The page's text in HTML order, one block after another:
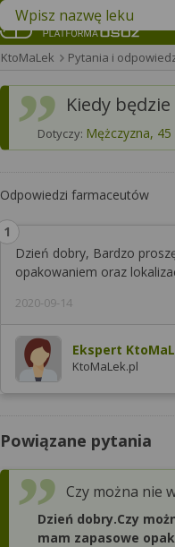
Znajdź lek w swojej okolicy
KtoMaLek Pytania i
Kiedy
Dotyczy: Mężczyzna,
Odpowiedzi farmaceutów
Dzień dobry, Bardzo
opakowaniem oraz
2020-09-14
Ekspert
KtoMaLek.pl
Powiązane pytania
Czy można nie
Dzień dobry.Czy
mam zapasowe